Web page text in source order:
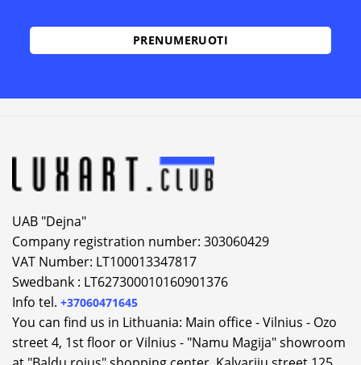
UAB "Dejna"
Company registration number: 303060429
VAT Number: LT100013347817
Swedbank : LT627300010160901376
Info tel. +37060471645
You can find us in Lithuania: Main office - Vilnius - Ozo
street 4, 1st floor or Vilnius - "Namu Magija" showroom